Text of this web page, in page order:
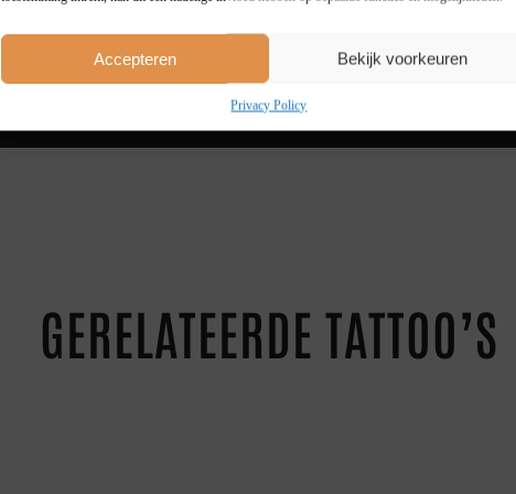
Accepteren Bekijk voorkeuren
Privacy Policy
4 STUKS 20 %
25 %
GERELATEERDE TATTOO’S